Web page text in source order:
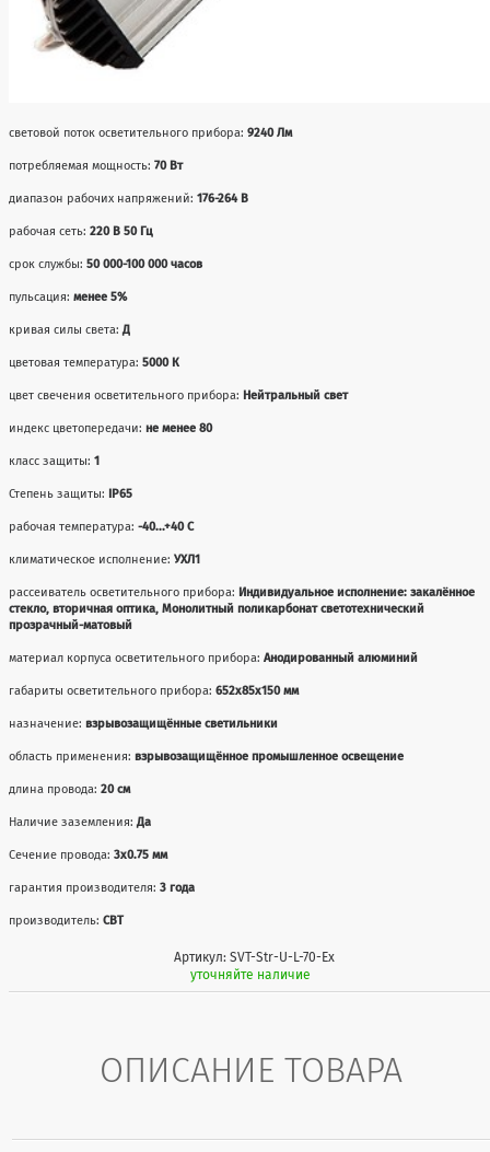
световой поток осветительного прибора:9240 Лм
потребляемая мощность:70 Вт
диапазон рабочих напряжений:176-264 В
рабочая сеть:220 В 50 Гц
срок службы:50 000-100 000 часов
пульсация:менее 5%
кривая силы света:Д
цветовая температура:5000 К
цвет свечения осветительного прибора: Нейтральный свет
индекс цветопередачи:не менее 80
класс защиты:1
Степень защиты: IP65
рабочая температура:-40...+40 С
климатическое исполнение:УХЛ1
рассеиватель осветительного прибора: Индивидуальное исполнение: закалённое
стекло, вторичная оптика, Монолитный поликарбонат светотехнический
прозрачный-матовый
материал корпуса осветительного прибора:Анодированный алюминий
габариты осветительного прибора:652x85x150 мм
назначение:взрывозащищённые светильники
область применения:взрывозащищённое промышленное освещение
длина провода:20 см
Наличие заземления:Да
Сечение провода:3х0.75 мм
гарантия производителя:3 года
производитель:СВТ
Артикул: SVT-Str-U-L-70-Ex
уточняйте наличие
ОПИСАНИЕ ТОВАРА